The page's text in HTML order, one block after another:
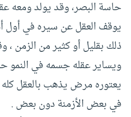
حاسة البصر، وقد يولد ومعه
يوقف العقل عن سيره في أول
ذلك بقليل أو كثير من الزمن ،
ويساير عقله جسمه في النمو
يعتوره مرض يذهب بالعقل
في بعض الأزمنة دون بعض .‏